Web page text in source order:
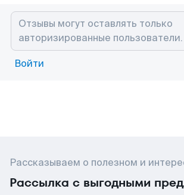
Войти
Рассказываем о полезном и
Рассылка с выгодными